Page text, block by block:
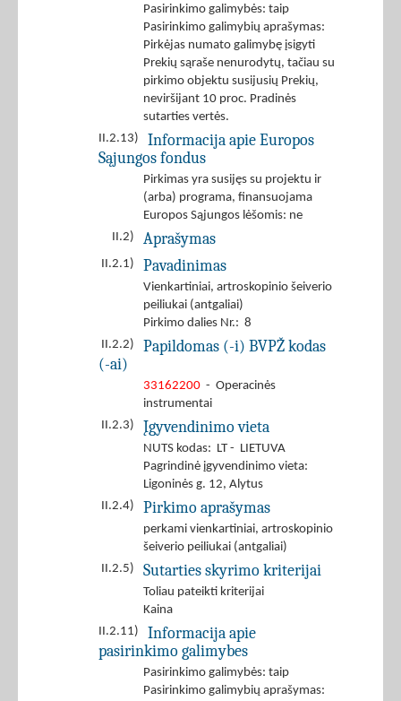
Pasirinkimo galimybės: taip
Pasirinkimo galimybių aprašymas:
Pirkėjas numato galimybę įsigyti
Prekių sąraše nenurodytų, tačiau su
pirkimo objektu susijusių Prekių,
neviršijant 10 proc. Pradinės
sutarties vertės.
II.2.13)
Informacija apie Europos
Sąjungos fondus
Pirkimas yra susijęs su projektu ir
(arba) programa, finansuojama
Europos Sąjungos lėšomis: ne
II.2)
Aprašymas
II.2.1) Pavadinimas
Vienkartiniai, artroskopinio šeiverio
peiliukai (antgaliai)
Pirkimo dalies Nr.: 8
II.2.2)
Papildomas (-i) BVPŽ kodas
(-ai)
33162200 - Operacinės
instrumentai
II.2.3)
Įgyvendinimo vieta
NUTS kodas: LT - LIETUVA
Pagrindinė įgyvendinimo vieta:
Ligoninės g. 12, Alytus
II.2.4)
Pirkimo aprašymas
perkami vienkartiniai, artroskopinio
šeiverio peiliukai (antgaliai)
II.2.5)
Sutarties skyrimo kriterijai
Toliau pateikti kriterijai
Kaina
II.2.11)
Informacija apie
pasirinkimo galimybes
Pasirinkimo galimybės: taip
Pasirinkimo galimybių aprašymas: